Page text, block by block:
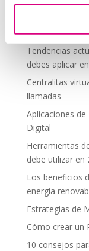
Telefonía
desde donde
Tendencias
debes aplicar
Centralitas
llamadas
Aplicaciones
Digital
Herramientas
debe utilizar en
Los beneficios
energía
Estrategias de
Cómo crear un
10 consejos